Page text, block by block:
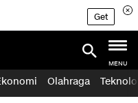
Get
MENU
Olahraga